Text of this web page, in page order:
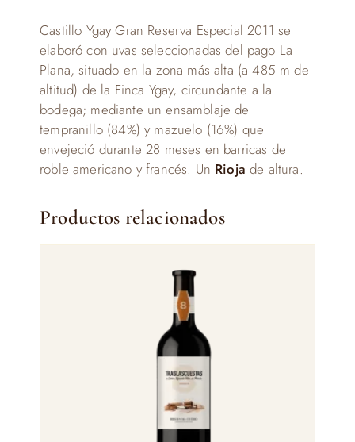
Castillo Ygay Gran Reserva Especial 2011 se
elaboró con uvas seleccionadas del pago La
Plana, situado en la zona más alta (a 485 m de
altitud) de la Finca Ygay, circundante a la
bodega; mediante un ensamblaje de
tempranillo (84%) y mazuelo (16%) que
envejeció durante 28 meses en barricas de
roble americano y francés. Un Rioja de altura.
Productos relacionados